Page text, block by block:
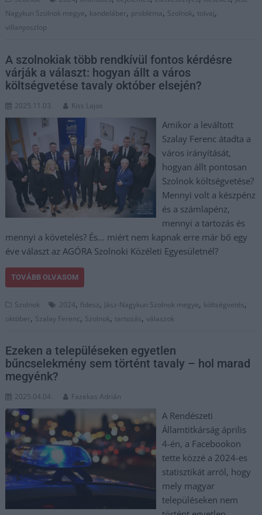
Nagykun Szolnok megye, kandeláber, probléma, Szolnok, tolvaj,
villanyoszlop
A szolnokiak több rendkívül fontos kérdésre
várják a választ: hogyan állt a város
költségvetése tavaly október elsején?
2025.11.03. Kiss Lajos
Amikor a leváltott
Szalay Ferenc átadta a
város irányítását,
hogyan állt pontosan
Szolnok költségvetése?
Mennyi volt a készpénz
és a számlapénz,
mennyi a tartozás és
mennyi a követelés? És… miért nem kapnak erre már bő egy
éve választ az AGÓRA Szolnoki Közéleti Egyesületnél?
TOVÁBB OLVASOM
Szolnok 2024, fidesz, Jász-Nagykun Szolnok megye, költségvetés,
október, Szalay Ferenc, Szolnok, tartozás,válaszok
Ezeken a településeken egyetlen
bűncselekmény sem történt tavaly – hol marad
megyénk?
2025.04.04. Fazekas Adrián
A Rendészeti
Államtitkárság április
4-én, a Facebookon
tette közzé a 2024-es
statisztikát arról, hogy
mely magyar
településeken nem